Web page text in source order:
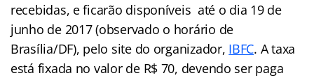
recebidas, e ficarão disponíveis até o dia 19 de
junho de 2017 (observado o horário de
Brasília/DF), pelo site do organizador, IBFC. A taxa
está fixada no valor de R$ 70, devendo ser paga